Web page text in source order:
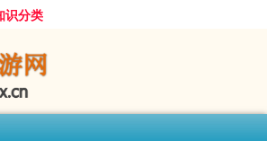
识分类